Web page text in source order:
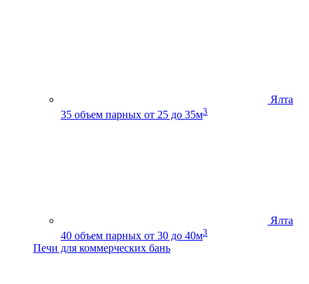
Ялта
35 объем парных от 25 до 35м3
Ялта
40 объем парных от 30 до 40м3
Печи для коммерческих бань